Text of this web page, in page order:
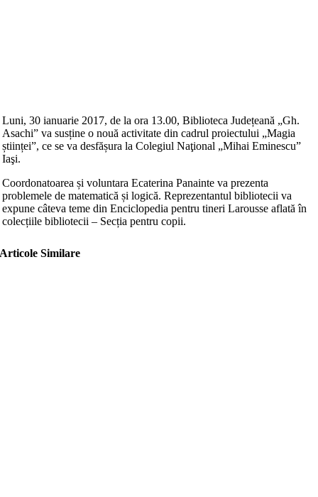
Luni, 30 ianuarie 2017, de la ora 13.00, Biblioteca Județeană „Gh.
Asachi” va susține o nouă activitate din cadrul proiectului „Magia
științei”, ce se va desfășura la Colegiul Naţional „Mihai Eminescu”
Iaşi.
Coordonatoarea și voluntara Ecaterina Panainte va prezenta
problemele de matematică și logică. Reprezentantul bibliotecii va
expune câteva teme din Enciclopedia pentru tineri Larousse aflată în
colecțiile bibliotecii – Secția pentru copii.
Articole Similare